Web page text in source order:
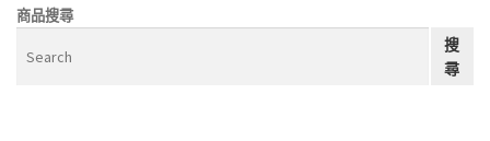
商品搜尋
搜
尋